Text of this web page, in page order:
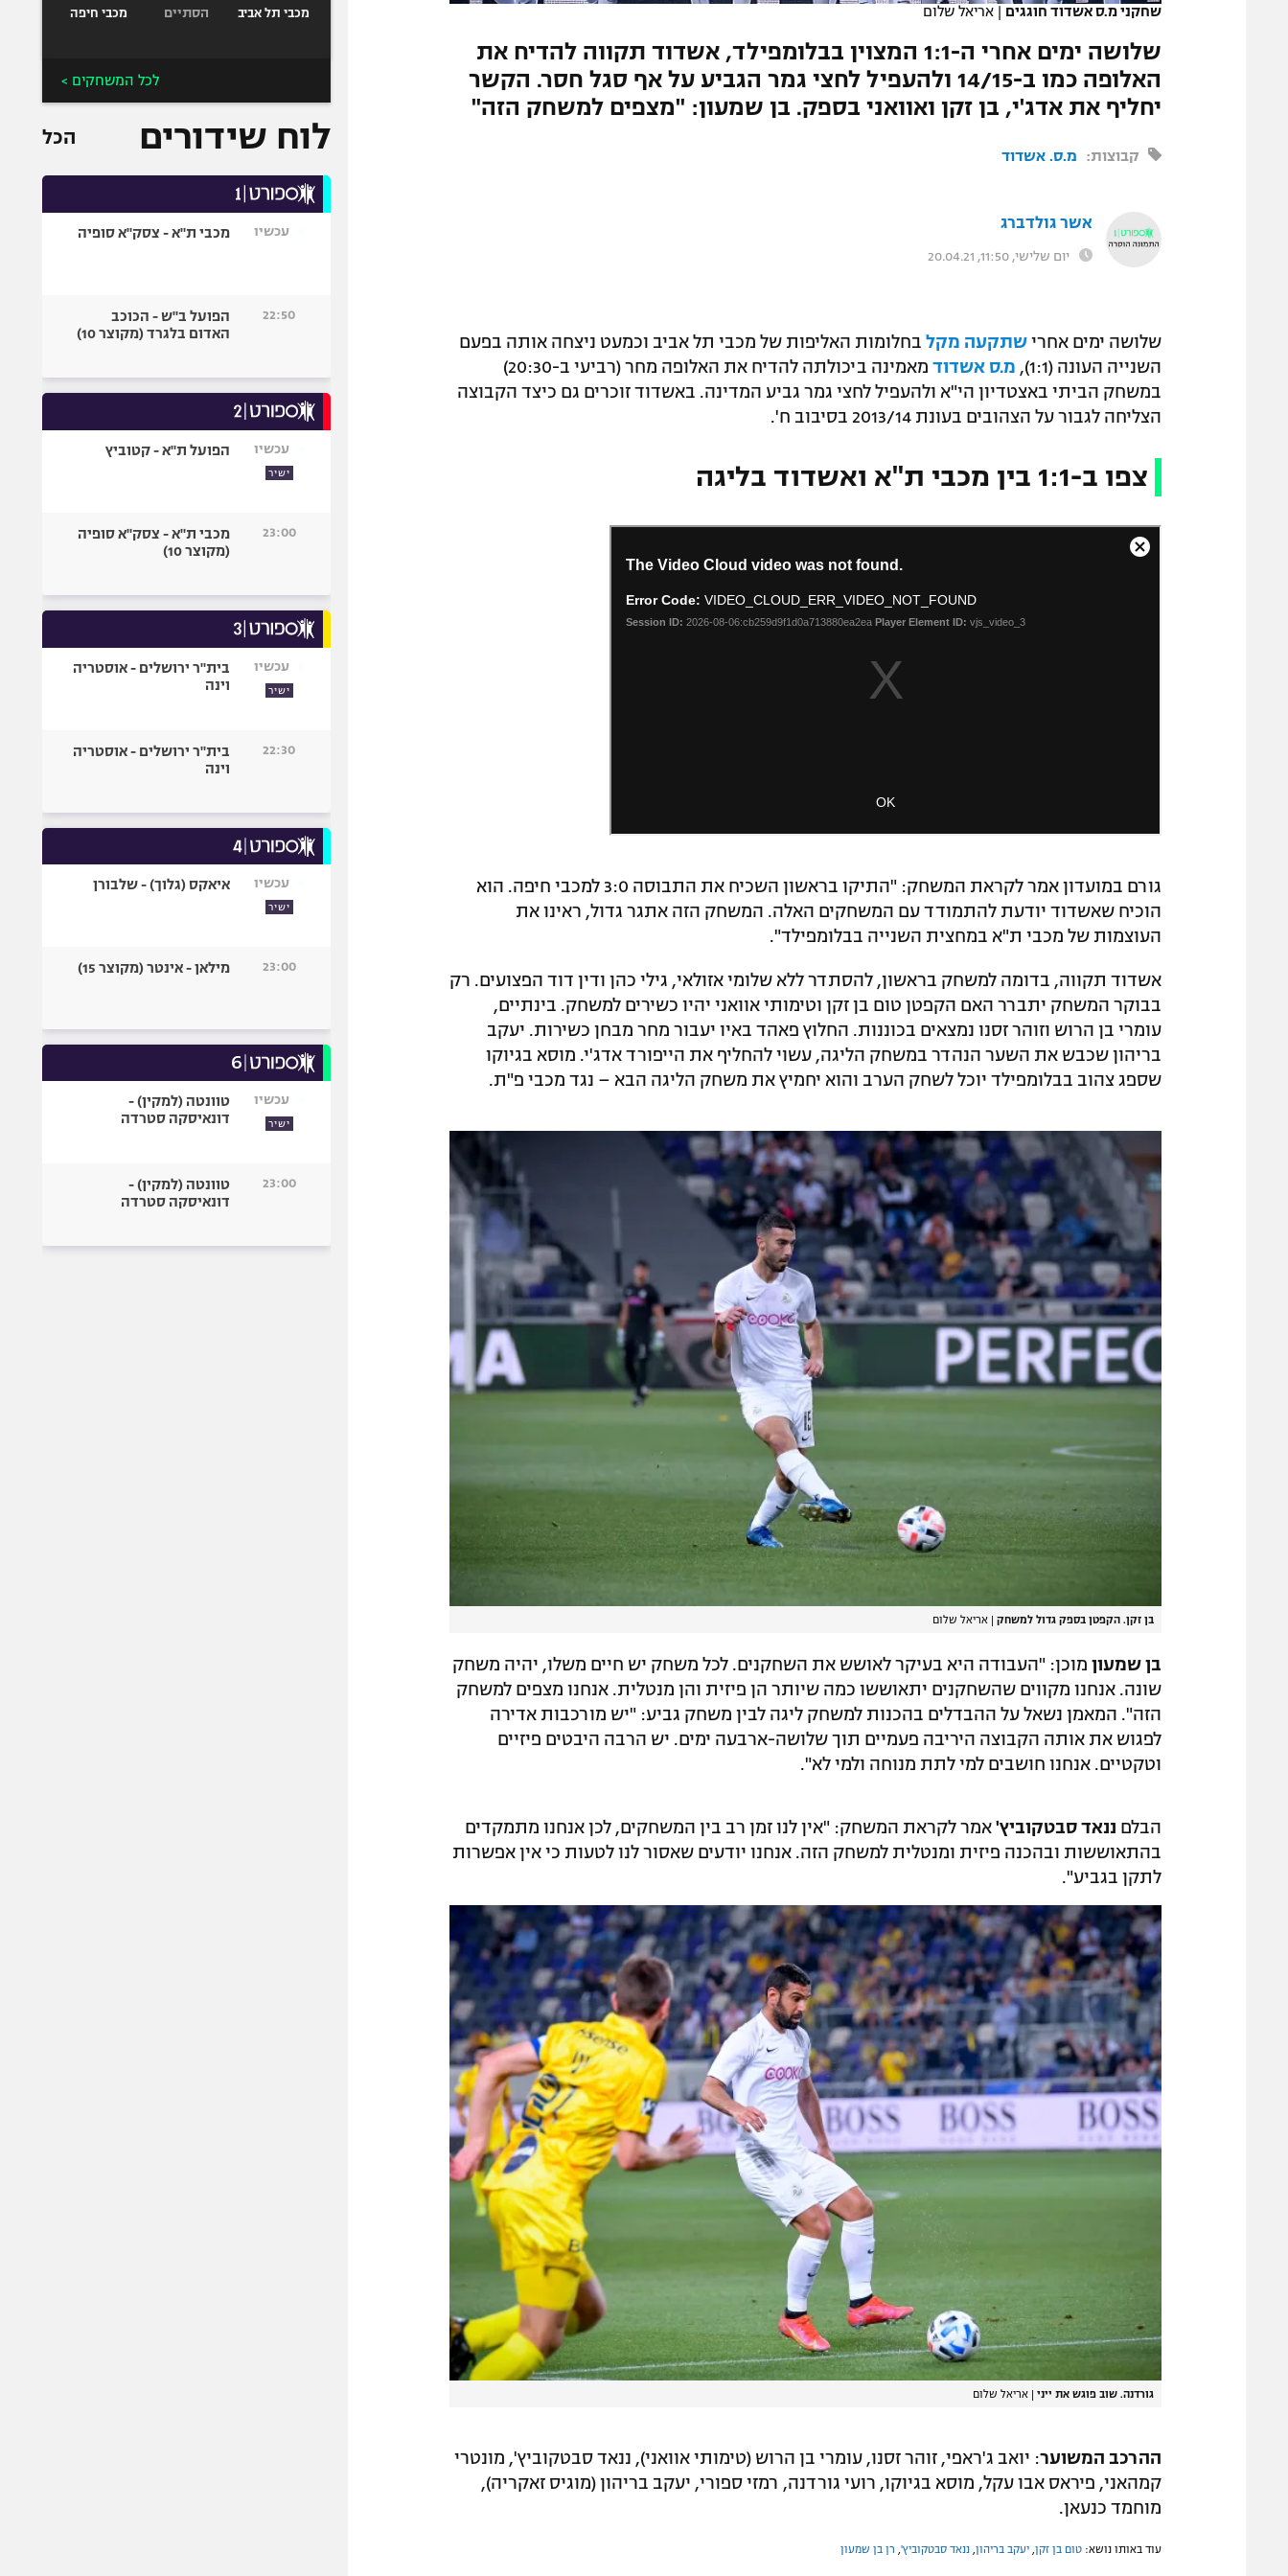
המגזיןשחקני מ.ס אשדוד חוגגים | אריאל שלום
שלושה ימים אחרי ה-1:1 המצוין בבלומפילד, אשדוד תקווה להדיח את
האלופה כמו ב-14/15 ולהעפיל לחצי גמר הגביע על אף סגל חסר. הקשר
יחליף את אדג'י, בן זקן ואוואני בספק. בן שמעון: "מצפים למשחק הזה"
קבוצות: מ.ס. אשדוד
אשר גולדברג
יום שלישי, 11:50, 20.04.21
שלושה ימים אחרי שתקעה מקל בחלומות האליפות של מכבי תל אביב וכמעט ניצחה אותה בפעם
השנייה העונה (1:1),
מ.ס אשדוד
מאמינה ביכולתה להדיח את האלופה מחר (רביעי ב-20:30)
במשחק הביתי באצטדיון הי"א ולהעפיל לחצי גמר גביע המדינה. באשדוד זוכרים גם כיצד הקבוצה
הצליחה לגבור על הצהובים בעונת 2013/14 בסיבוב ח'.
צפו ב-1:1 בין מכבי ת"א ואשדוד בליגה
גורם במועדון אמר לקראת המשחק: "התיקו בראשון השכיח את התבוסה 3:0 למכבי חיפה. הוא
הוכיח שאשדוד יודעת להתמודד עם המשחקים האלה. המשחק הזה אתגר גדול, ראינו את
העוצמות של מכבי ת"א במחצית השנייה בבלומפילד".
אשדוד תקווה, בדומה למשחק בראשון, להסתדר ללא שלומי אזולאי, גילי כהן ודין דוד הפצועים. רק
בבוקר המשחק יתברר האם הקפטן טום בן זקן וטימותי אוואני יהיו כשירים למשחק. בינתיים,
עומרי בן הרוש וזוהר זסנו נמצאים בכוננות. החלוץ פאהד באיו יעבור מחר מבחן כשירות. יעקב
בריהון שכבש את השער הנהדר במשחק הליגה, עשוי להחליף את הייפורד אדג'י. מוסא בגיוקו
שספג צהוב בבלומפילד יוכל לשחק הערב והוא יחמיץ את משחק הליגה הבא – נגד מכבי פ"ת.
בן זקן. הקפטן בספק גדול למשחק | אריאל שלום
בן שמעון מוכן: "העבודה היא בעיקר לאושש את השחקנים. לכל משחק יש חיים משלו, יהיה משחק
שונה. אנחנו מקווים שהשחקנים יתאוששו כמה שיותר הן פיזית והן מנטלית. אנחנו מצפים למשחק
הזה". המאמן נשאל על ההבדלים בהכנות למשחק ליגה לבין משחק גביע: "יש מורכבות אדירה
לפגוש את אותה הקבוצה היריבה פעמיים תוך שלושה-ארבעה ימים. יש הרבה היבטים פיזיים
וטקטיים. אנחנו חושבים למי לתת מנוחה ולמי לא".
הבלם ננאד סבטקוביץ' אמר לקראת המשחק: "אין לנו זמן רב בין המשחקים, לכן אנחנו מתמקדים
בהתאוששות ובהכנה פיזית ומנטלית למשחק הזה. אנחנו יודעים שאסור לנו לטעות כי אין אפשרות
לתקן בגביע".
גורדנה. שוב פוגש את ייני | אריאל שלום
ההרכב המשוער: יואב ג'ראפי, זוהר זסנו, עומרי בן הרוש (טימותי אוואני), ננאד סבטקוביץ', מונטרי
קמהאני, פיראס אבו עקל, מוסא בגיוקו, רועי גורדנה, רמזי ספורי, יעקב בריהון (מוגיס זאקריה),
מוחמד כנעאן.
עוד באותו נושא: טום בן זקן יעקב בריהון ננאד סבטקוביץ' רן בן שמעון
מכבי תל אביב הסתיים מכבי חיפה
לכל המשחקים >
לוח שידורים הכל
עכשיו מכבי ת"א - צסק"א סופיה
22:50
הפועל ב"ש - הכוכב
האדום בלגרד (מקוצר 10)
עכשיו
ישיר
הפועל ת"א - קטוביץ
23:00
מכבי ת"א - צסק"א סופיה
(מקוצר 10)
עכשיו
ישיר
בית"ר ירושלים - אוסטריה
וינה
22:30
בית"ר ירושלים - אוסטריה
וינה
עכשיו
ישיר
איאקס (גלוך) - שלבורן
23:00 מילאן - אינטר (מקוצר 15)
עכשיו
ישיר
טוונטה (למקין) -
דונאיסקה סטרדה
23:00
טוונטה (למקין) -
דונאיסקה סטרדה